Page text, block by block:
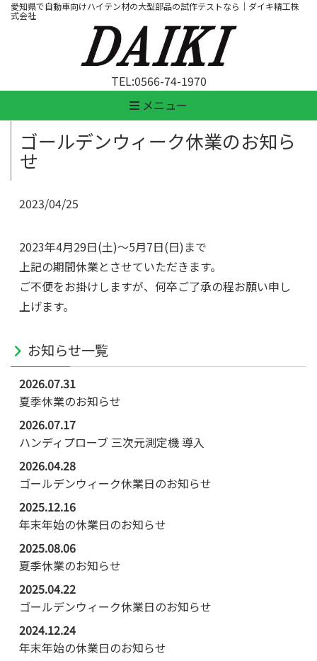
愛知県で自動車向けハイテン材の大型部品の試作テストなら｜ダイキ精工株
式会社
TEL:0566-74-1970
メニュー
ゴールデンウィーク休業のお知ら
せ
2023/04/25
2023年4月29日(土)～5月7日(日)まで
上記の期間休業とさせていただきます。
ご不便をお掛けしますが、何卒ご了承の程お願い申し
上げます。
お知らせ一覧
2026.07.31
夏季休業のお知らせ
2026.07.17
ハンディプローブ 三次元測定機 導入
2026.04.28
ゴールデンウィーク休業日のお知らせ
2025.12.16
年末年始の休業日のお知らせ
2025.08.06
夏季休業のお知らせ
2025.04.22
ゴールデンウィーク休業日のお知らせ
2024.12.24
年末年始の休業日のお知らせ